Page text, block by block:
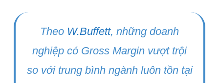
Theo W.Buffett, những doanh
nghiệp có Gross Margin vượt trội
so với trung bình ngành luôn tồn tại